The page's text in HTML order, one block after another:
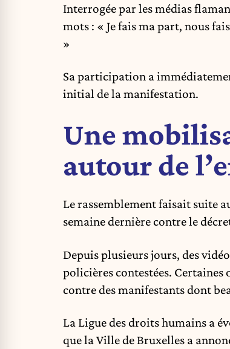
Interrogée par les médias
mots : « Je fais ma part, nous
»
Sa participation a
initial de la manifestation.
Une
autour de
Le rassemblement faisait suite
semaine dernière contre le
Depuis plusieurs jours, des
policières contestées.
contre des manifestants dont
La Ligue des droits humains a
que la Ville de Bruxelles a